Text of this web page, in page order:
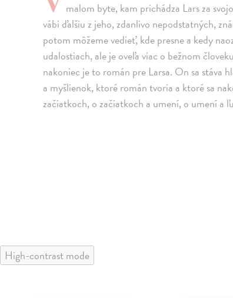
malom byte, kam prichádza Lars za
vábi ďalšiu z jeho, zdanlivo nepodstatných,
potom môžeme vedieť, kde presne a kedy
udalostiach, ale je oveľa viac o bežnom
nakoniec je to román pre Larsa. On sa stáva
a myšlienok, ktoré román tvoria a ktoré sa
začiatkoch, o začiatkoch a umení, o umení a
High-contrast mode